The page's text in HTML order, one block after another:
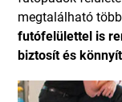
megtalálható
futófelülettel is
biztosít és